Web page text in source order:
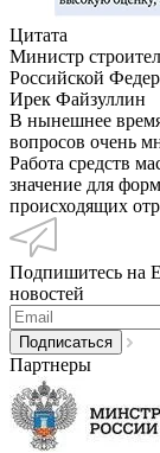
Цитата
Министр
Российской
Ирек Файзуллин
В нынешнее
вопросов очень
Работа средств
значение для
происходящих
Подпишитесь на
новостей
Партнеры